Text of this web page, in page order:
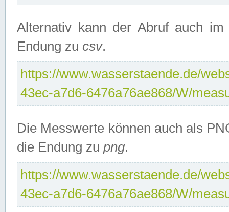
Alternativ kann der Abruf auch
Endung zu csv.
https://www.wasserstaende.de/
43ec-a7d6-6476a76ae868/W/
Die Messwerte können auch als
die Endung zu png.
https://www.wasserstaende.de/
43ec-a7d6-6476a76ae868/W/